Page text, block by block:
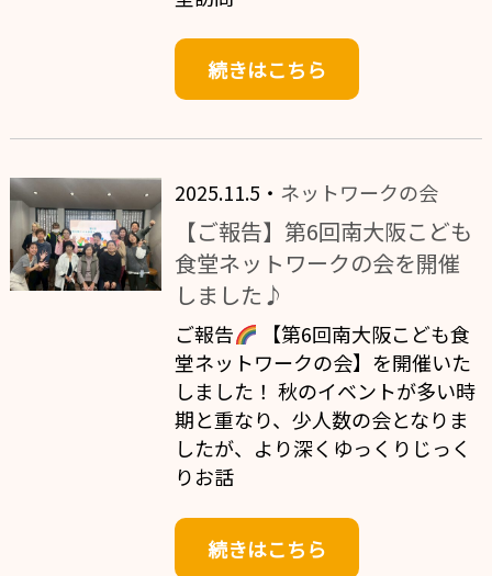
続きはこちら
2025.11.5・ ネットワークの会
【ご報告】第6回南大阪こども
食堂ネットワークの会を開催
しました♪
ご報告
【第6回南大阪こども食
堂ネットワークの会】を開催いた
しました！ 秋のイベントが多い時
期と重なり、少人数の会となりま
したが、より深くゆっくりじっく
りお話
続きはこちら